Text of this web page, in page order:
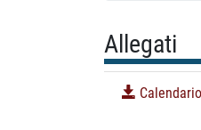
Allegati